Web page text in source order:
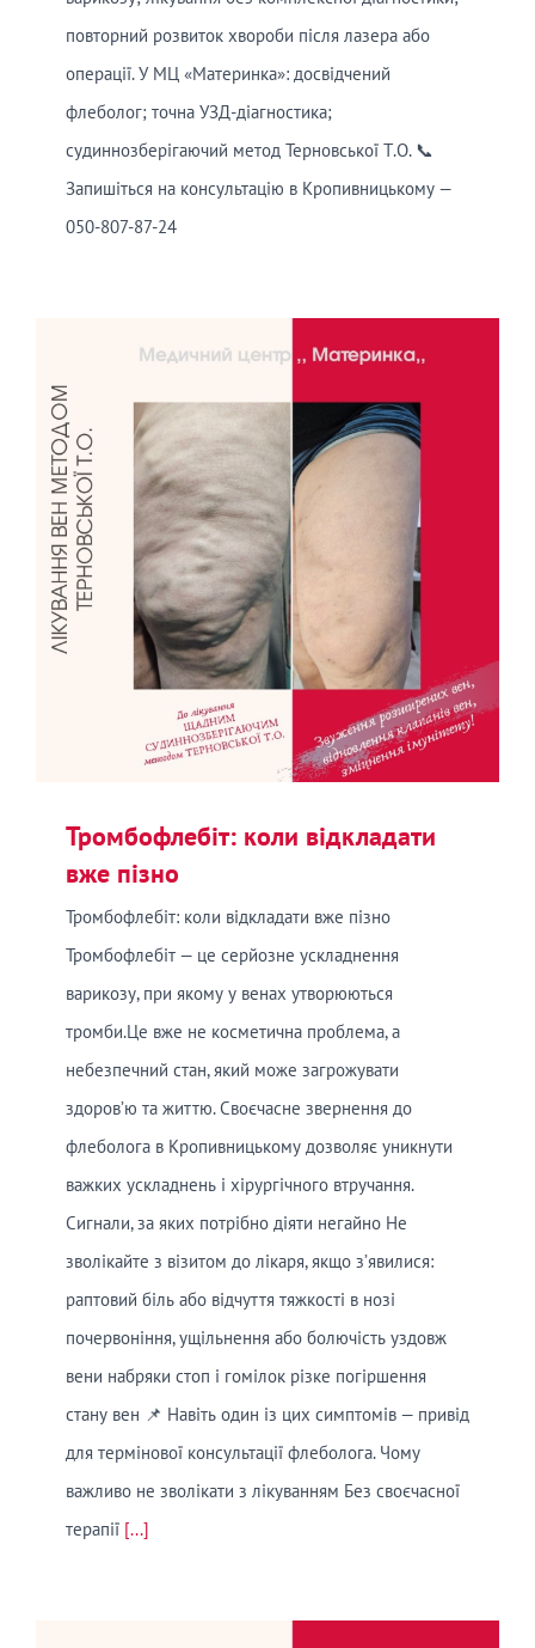
повторний розвиток хвороби після лазера або
операції. У МЦ «Материнка»: досвідчений
флеболог; точна УЗД-діагностика;
судиннозберігаючий метод Терновської Т.О. 📞
Запишіться на консультацію в Кропивницькому —
050-807-87-24
Тромбофлебіт: коли відкладати
вже пізно
Тромбофлебіт: коли відкладати вже пізно
Тромбофлебіт — це серйозне ускладнення
варикозу, при якому у венах утворюються
тромби.Це вже не косметична проблема, а
небезпечний стан, який може загрожувати
здоров’ю та життю. Своєчасне звернення до
флеболога в Кропивницькому дозволяє уникнути
важких ускладнень і хірургічного втручання.
Сигнали, за яких потрібно діяти негайно Не
зволікайте з візитом до лікаря, якщо з’явилися:
раптовий біль або відчуття тяжкості в нозі
почервоніння, ущільнення або болючість уздовж
вени набряки стоп і гомілок різке погіршення
стану вен 📌 Навіть один із цих симптомів — привід
для термінової консультації флеболога. Чому
важливо не зволікати з лікуванням Без своєчасної
терапії [...]